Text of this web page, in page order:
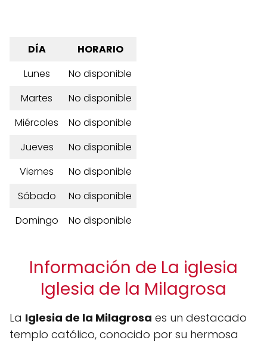
DÍA
HORARIO
Lunes
No disponible
Martes
No disponible
Miércoles
No disponible
Jueves
No disponible
Viernes
No disponible
Sábado
No disponible
Domingo
No disponible
Información de La iglesia
Iglesia de la Milagrosa
La Iglesia de la Milagrosa es un destacado
templo católico, conocido por su hermosa